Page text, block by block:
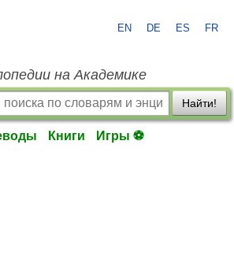
EN DE ES FR
на Академике
Найти!
Книги Игры ⚽